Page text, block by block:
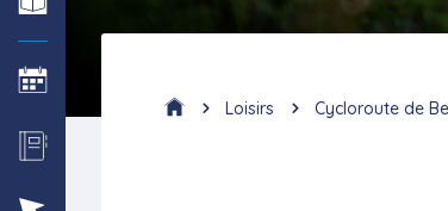
Loisirs Cycloroute de